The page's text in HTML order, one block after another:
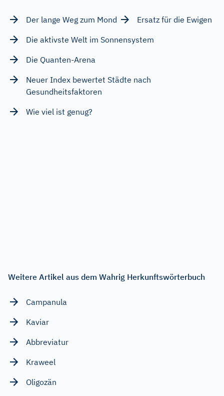
Der lange Weg zum Mond
Ersatz für die Ewigen
Die aktivste Welt im Sonnensystem
Die Quanten-Arena
Neuer Index bewertet Städte nach
Gesundheitsfaktoren
Wie viel ist genug?
Weitere Artikel aus dem Wahrig Herkunftswörterbuch
Campanula
Kaviar
Abbreviatur
Kraweel
Oligozän